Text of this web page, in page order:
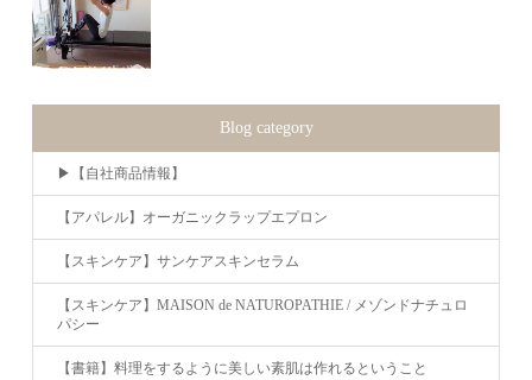
Blog category
▶︎【自社商品情報】
【アパレル】オーガニックラップエプロン
【スキンケア】サンケアスキンセラム
【スキンケア】MAISON de NATUROPATHIE / メゾンドナチュロ
パシー
【書籍】料理をするように美しい素肌は作れるということ